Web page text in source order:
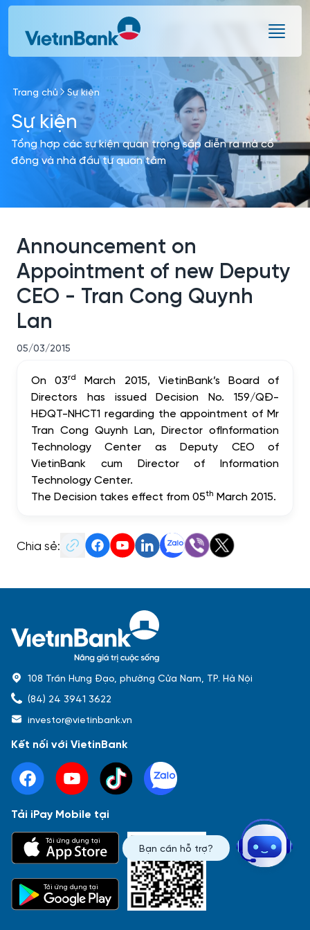
Skip to Main Content
Báo cáo tài chính Thông tin giao dịch
Sự kiện
Trang chủ Sự kiện
Sự kiện
Tổng hợp các sự kiện quan trọng sắp diễn ra mà cổ
đông và nhà đầu tư quan tâm
Announcement on
Appointment of new Deputy
CEO - Tran Cong Quynh
Lan
05/03/2015
On 03rd
March 2015, VietinBank’s Board of
Directors has issued Decision No. 159/QĐ-
HĐQT-NHCT1 regarding the appointment of Mr
Tran Cong Quynh Lan, Director ofInformation
Technology Center as Deputy CEO of
VietinBank cum Director of Information
TechnologyCenter.
The Decision takes effect from 05th March 2015.
Chia sẻ:
Bạn cần hỗ trợ?
108 Trần Hưng Đạo, phường Cửa Nam, TP. Hà Nội
(84) 24 3941 3622
investor@vietinbank.vn
Kết nối với VietinBank
Tải iPay Mobile tại
Tải ứng dụng tại
Tải ứng dụng tại